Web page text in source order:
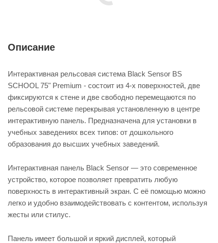
Описание
Интерактивная рельсовая система Black Sensor BS
SCHOOL 75" Premium - состоит из 4-х поверхностей, две
фиксируются к стене и две свободно перемещаются по
рельсовой системе перекрывая установленную в центре
интерактивную панель. Предназначена для установки в
учебных заведениях всех типов: от дошкольного
образования до высших учебных заведений.
Интерактивная панель Black Sensor — это современное
устройство, которое позволяет превратить любую
поверхность в интерактивный экран. С её помощью можно
легко и удобно взаимодействовать с контентом, используя
жесты или стилус.
Панель имеет большой и яркий дисплей, который